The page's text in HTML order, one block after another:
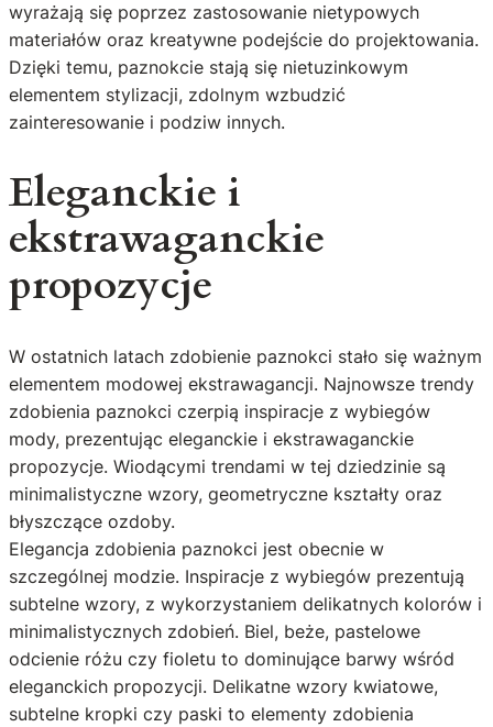
wyrażają się poprzez zastosowanie nietypowych
materiałów oraz kreatywne podejście do projektowania.
Dzięki temu, paznokcie stają się nietuzinkowym
elementem stylizacji, zdolnym wzbudzić
zainteresowanie i podziw innych.
Eleganckie i
ekstrawaganckie
propozycje
W ostatnich latach zdobienie paznokci stało się ważnym
elementem modowej ekstrawagancji. Najnowsze trendy
zdobienia paznokci czerpią inspiracje z wybiegów
mody, prezentując eleganckie i ekstrawaganckie
propozycje. Wiodącymi trendami w tej dziedzinie są
minimalistyczne wzory, geometryczne kształty oraz
błyszczące ozdoby.
Elegancja zdobienia paznokci jest obecnie w
szczególnej modzie. Inspiracje z wybiegów prezentują
subtelne wzory, z wykorzystaniem delikatnych kolorów i
minimalistycznych zdobień. Biel, beże, pastelowe
odcienie różu czy fioletu to dominujące barwy wśród
eleganckich propozycji. Delikatne wzory kwiatowe,
subtelne kropki czy paski to elementy zdobienia